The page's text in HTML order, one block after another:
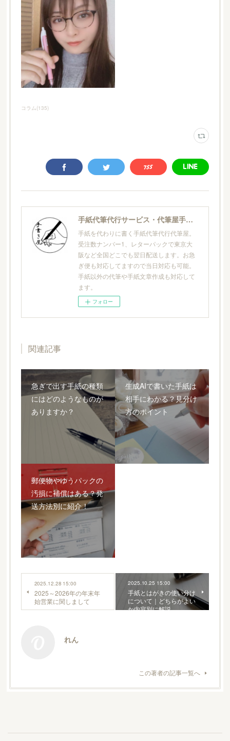
コラム(135)
手紙代筆代行サービス・代筆屋手書き屋®
手紙を代わりに書く手紙代筆代行代筆屋。
受注数ナンバー1、レターパックで東京大
阪など全国どこでも翌日配送します。お急
ぎ便も対応してますので当日対応も可能。
手紙以外の代筆や手紙文章作成も対応して
ます。
フォロー
関連記事
急ぎで出す手紙の種類
にはどのようなものが
ありますか？
生成AIで書いた手紙は
相手にわかる？見分け
方のポイント
郵便物やゆうパックの
汚損に補償はある？発
送方法別に紹介！
2025.12.28 15:00
2025～2026年の年末年
始営業に関しまして
2025.10.25 15:00
手紙とはがきの使い分け
について｜どちらがよい
か内容別に解説
れん
この著者の記事一覧へ